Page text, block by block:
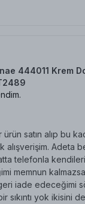
444011 Krem
satın alıp bu
alışverişim. Adeta
telefonla
memnun
iade edeceğimi
sıkıntı yok ikisini